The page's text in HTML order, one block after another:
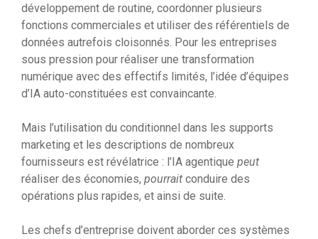
développement de routine, coordonner plusieurs
fonctions commerciales et utiliser des référentiels de
données autrefois cloisonnés. Pour les entreprises
sous pression pour réaliser une transformation
numérique avec des effectifs limités, l’idée d’équipes
d’IA auto-constituées est convaincante.
Mais l’utilisation du conditionnel dans les supports
marketing et les descriptions de nombreux
fournisseurs est révélatrice : l’IA agentique peut
réaliser des économies, pourrait conduire des
opérations plus rapides, et ainsi de suite.
Les chefs d’entreprise doivent aborder ces systèmes